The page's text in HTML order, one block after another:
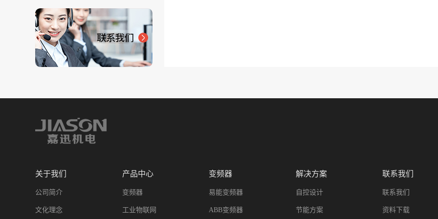
关于我们
公司简介
文化理念
产品中心
变频器
工业物联网
变频器
易能变频器
ABB变频器
解决方案
自控设计
节能方案
联系我们
联系我们
资料下载